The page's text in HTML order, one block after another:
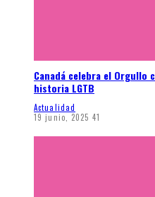
Canadá celebra el
historia LGTB
Actualidad
19 junio, 2025 41